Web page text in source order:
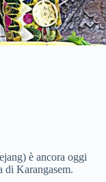
è ancora oggi
Karangasem.